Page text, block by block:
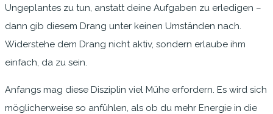
Ungeplantes zu tun, anstatt deine Aufgaben zu erledigen –
dann gib diesem Drang unter keinen Umständen nach.
Widerstehe dem Drang nicht aktiv, sondern erlaube ihm
einfach, da zu sein.
Anfangs mag diese Disziplin viel Mühe erfordern. Es wird sich
möglicherweise so anfühlen, als ob du mehr Energie in die